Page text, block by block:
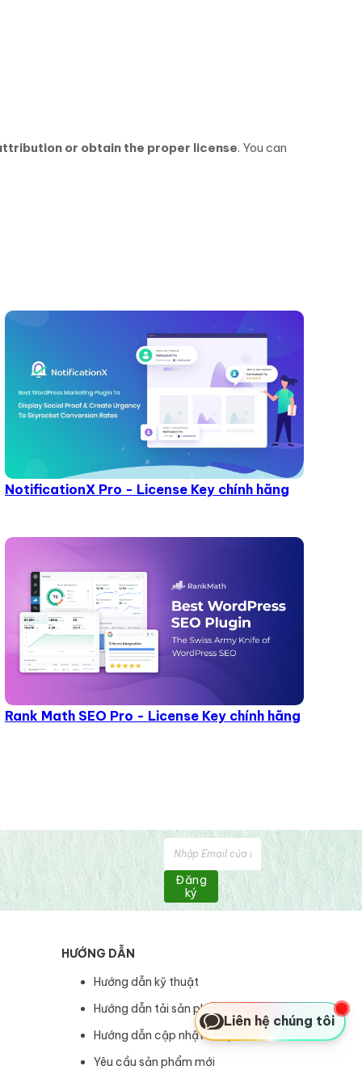
or obtain the proper license. You can
NotificationX Pro - License Key chính hãng
Rank Math SEO Pro - License Key chính hãng
Đăng
ký
HƯỚNG DẪN
Hướng dẫn kỹ thuật
Hướng dẫn tải sản phẩm
Hướng dẫn cập nhật sản phẩm
Yêu cầu sản phẩm mới
Liên hệ chúng tôi